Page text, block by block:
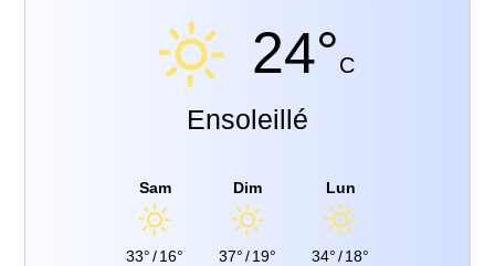
24°C
Ensoleillé
Sam
33°/16°
Dim
37°/19°
Lun
34°/18°